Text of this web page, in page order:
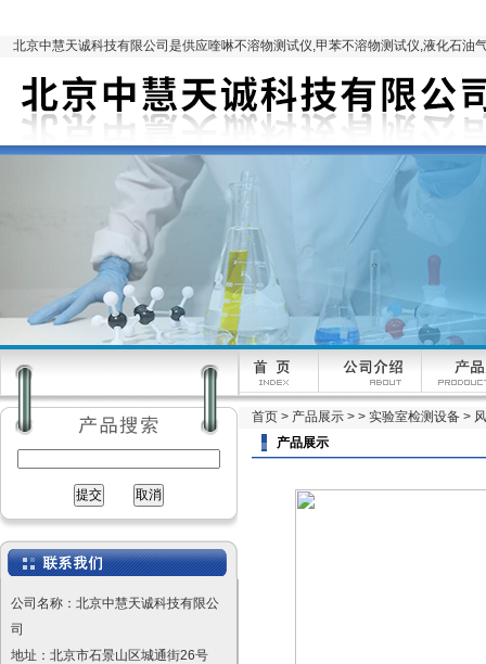
北京中慧天诚科技有限公司是供应喹啉不溶物测试仪,甲苯不溶物测试仪,液化石油
公司名称：北京中慧天诚科技有限公
司
地址：北京市石景山区城通街26号
首页 > 产品展示 > > 实验室检测设备 >
产品展示